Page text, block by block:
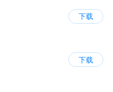
下载
下载